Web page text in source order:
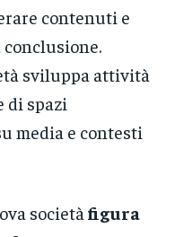
contenuti e
sviluppa attività
di spazi
media e contesti
società figura